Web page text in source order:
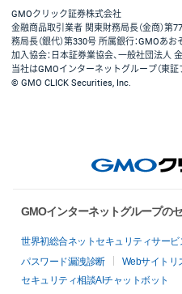
GMOクリック証券株式会社
金融商品取引業者 関東財務局長（金商）
務局長（銀代）第330号 所属銀行：GMOあ
加入協会：日本証券業協会、一般社団法人
当社はGMOインターネットグループ（東証
© GMO CLICK Securities, Inc.
GMOインターネットグループの
世界初総合ネットセキュリティサービ
パスワード漏洩診断
Webサイトリ
セキュリティ相談AIチャットボット